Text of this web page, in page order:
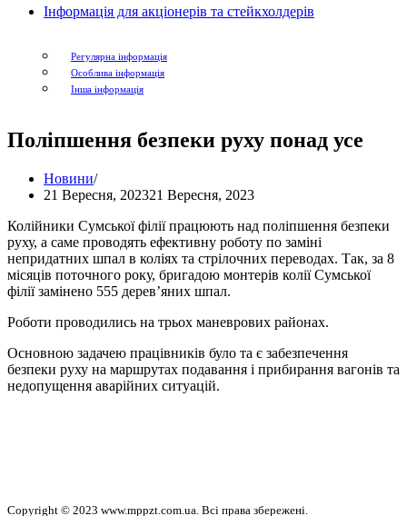
Інформація для акціонерів та стейкхолдерів
Регулярна інформація
Особлива інформація
Інша інформація
Поліпшення безпеки руху понад усе
Новини
21 Вересня, 202321 Вересня, 2023
Колійники Сумської філії працюють над поліпшення безпеки
руху, а саме проводять ефективну роботу по заміні
непридатних шпал в коліях та стрілочних переводах. Так, за 8
місяців поточного року, бригадою монтерів колії Сумської
філії замінено 555 дерев’яних шпал.
Роботи проводились на трьох маневрових районах.
Основною задачею працівників було та є забезпечення
безпеки руху на маршрутах подавання і прибирання вагонів та
недопущення аварійних ситуацій.
Copyright © 2023 www.mppzt.com.ua. Всі права збережені.